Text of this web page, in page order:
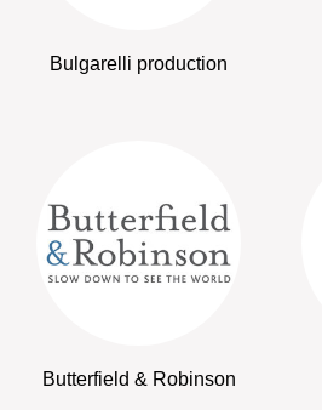
Bulgarelli production
Butterfield & Robinson